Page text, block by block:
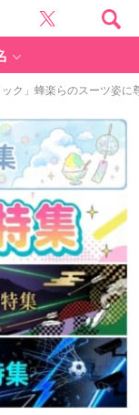
ク」蜂楽らのスーツ姿に